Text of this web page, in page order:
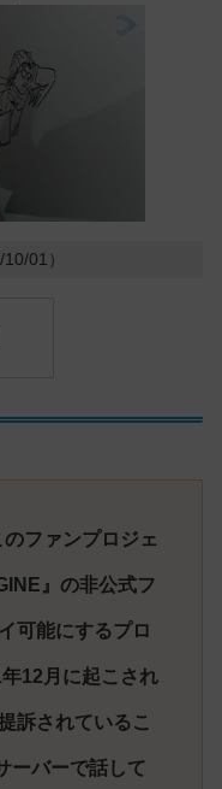
01）
ファンプロジェ
』の非公式フ
可能にするプロ
12月に起こされ
訴されているこ
ーバーで話して